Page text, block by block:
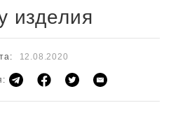
изделия
12.08.2020